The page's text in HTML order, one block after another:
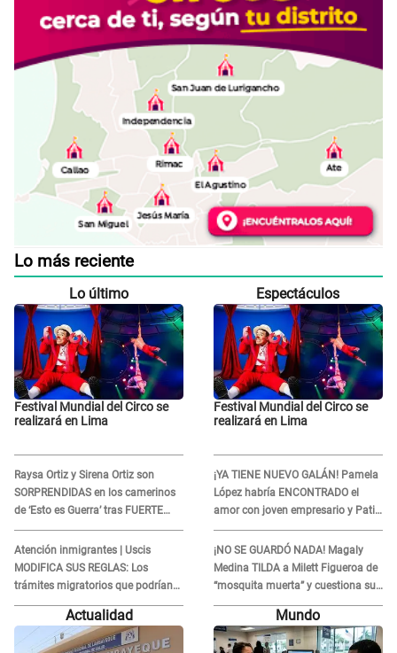
Lo más reciente
Lo último
Festival Mundial del Circo se
realizará en Lima
Raysa Ortiz y Sirena Ortiz son
SORPRENDIDAS en los camerinos
de ‘Esto es Guerra’ tras FUERTE
ENFRENTAMIENTO con Gabriel
Moisés: “Gracias”
Atención inmigrantes | Uscis
MODIFICA SUS REGLAS: Los
trámites migratorios que podrían
necesitar tu prueba de ADN
Espectáculos
Festival Mundial del Circo se
realizará en Lima
¡YA TIENE NUEVO GALÁN! Pamela
López habría ENCONTRADO el
amor con joven empresario y Pati
Lorena la ECHA en VIVO
¡NO SE GUARDÓ NADA! Magaly
Medina TILDA a Milett Figueroa de
“mosquita muerta” y cuestiona su
RECONCILIACIÓN con Marcelo
Tinelli en TV argentina
Actualidad Mundo